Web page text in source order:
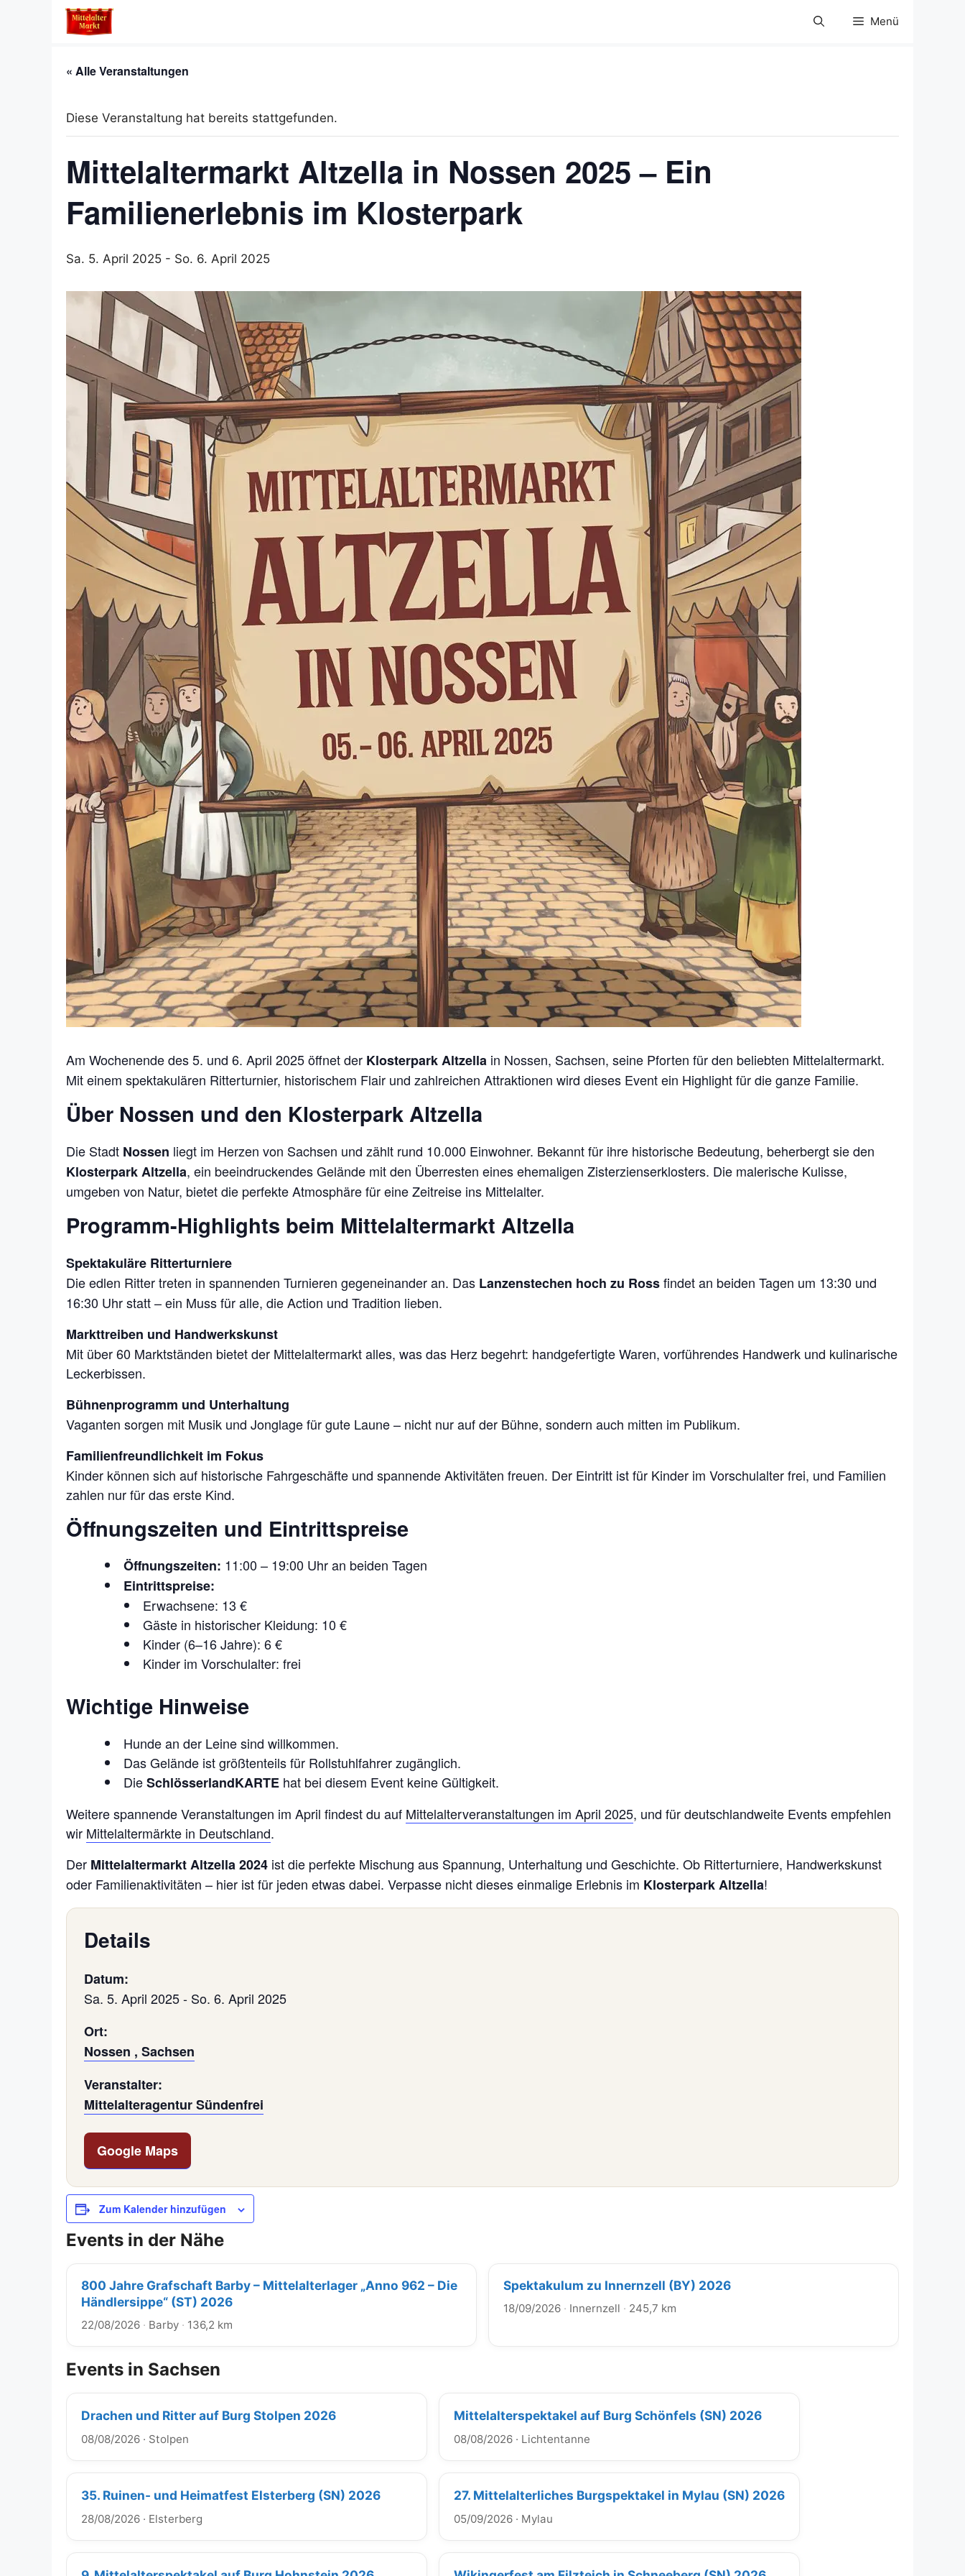
Menü
« Alle Veranstaltungen
Diese Veranstaltung hat bereits stattgefunden.
Mittelaltermarkt Altzella in Nossen 2025 – Ein
Familienerlebnis im Klosterpark
Sa. 5. April 2025 - So. 6. April 2025
Am Wochenende des 5. und 6. April 2025 öffnet der Klosterpark Altzella in Nossen, Sachsen, seine Pforten für den beliebten Mittelaltermarkt.
Mit einem spektakulären Ritterturnier, historischem Flair und zahlreichen Attraktionen wird dieses Event ein Highlight für die ganze Familie.
Über Nossen und den Klosterpark Altzella
Die Stadt Nossen liegt im Herzen von Sachsen und zählt rund 10.000 Einwohner. Bekannt für ihre historische Bedeutung, beherbergt sie den
Klosterpark Altzella, ein beeindruckendes Gelände mit den Überresten eines ehemaligen Zisterzienserklosters. Die malerische Kulisse,
umgeben von Natur, bietet die perfekte Atmosphäre für eine Zeitreise ins Mittelalter.
Programm-Highlights beim Mittelaltermarkt Altzella
Spektakuläre Ritterturniere
Die edlen Ritter treten in spannenden Turnieren gegeneinander an. Das Lanzenstechen hoch zu Rossfindet an beiden Tagen um 13:30 und
16:30 Uhr statt – ein Muss für alle, die Action und Tradition lieben.
Markttreiben und Handwerkskunst
Mit über 60 Marktständen bietet der Mittelaltermarkt alles, was das Herz begehrt: handgefertigte Waren, vorführendes Handwerk und kulinarische
Leckerbissen.
Bühnenprogramm und Unterhaltung
Vaganten sorgen mit Musik und Jonglage für gute Laune – nicht nur auf der Bühne, sondern auch mitten im Publikum.
Familienfreundlichkeit im Fokus
Kinder können sich auf historische Fahrgeschäfte und spannende Aktivitäten freuen. Der Eintritt ist für Kinder im Vorschulalter frei, und Familien
zahlen nur für das erste Kind.
Öffnungszeiten und Eintrittspreise
Öffnungszeiten: 11:00 – 19:00 Uhr an beiden Tagen
Eintrittspreise:
Erwachsene: 13 €
Gäste in historischer Kleidung: 10 €
Kinder (6–16 Jahre): 6 €
Kinder im Vorschulalter: frei
Wichtige Hinweise
Hunde an der Leine sind willkommen.
Das Gelände ist größtenteils für Rollstuhlfahrer zugänglich.
DieSchlösserlandKARTE hat bei diesem Event keine Gültigkeit.
Weitere spannende Veranstaltungen im April findest du auf Mittelalterveranstaltungen im April 2025, und für deutschlandweite Events empfehlen
wir Mittelaltermärkte in Deutschland.
Der Mittelaltermarkt Altzella 2024 ist die perfekte Mischung aus Spannung, Unterhaltung und Geschichte. Ob Ritterturniere, Handwerkskunst
oder Familienaktivitäten – hier ist für jeden etwas dabei. Verpasse nicht dieses einmalige Erlebnis im Klosterpark Altzella!
Details
Datum:
Sa. 5. April 2025- So. 6. April 2025
Ort:
Nossen , Sachsen
Veranstalter:
Mittelalteragentur Sündenfrei
Google Maps
Zum Kalender hinzufügen
Events in der Nähe
800 Jahre Grafschaft Barby – Mittelalterlager „Anno 962 – Die
Händlersippe“ (ST) 2026
22/08/2026 · Barby · 136,2 km
Spektakulum zu Innernzell (BY) 2026
18/09/2026 · Innernzell · 245,7 km
Events in Sachsen
Drachen und Ritter auf Burg Stolpen 2026
08/08/2026 · Stolpen
Mittelalterspektakel auf Burg Schönfels (SN) 2026
08/08/2026 · Lichtentanne
35. Ruinen- und Heimatfest Elsterberg (SN) 2026
28/08/2026 · Elsterberg
27. Mittelalterliches Burgspektakel in Mylau (SN) 2026
05/09/2026 · Mylau